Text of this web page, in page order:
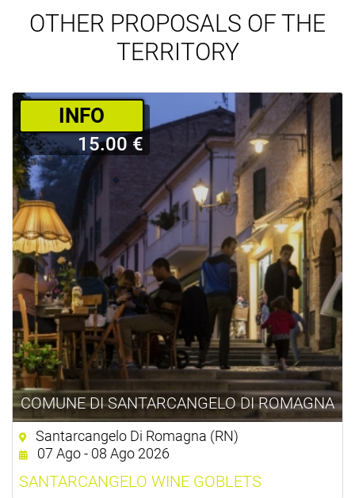
OTHER PROPOSALS OF THE
TERRITORY
COMUNE DI SANTARCANGELO DI ROMAGNA
­INFO
15.00 €
Santarcangelo Di Romagna (RN)
07 Ago - 08 Ago 2026
SANTARCANGELO WINE GOBLETS